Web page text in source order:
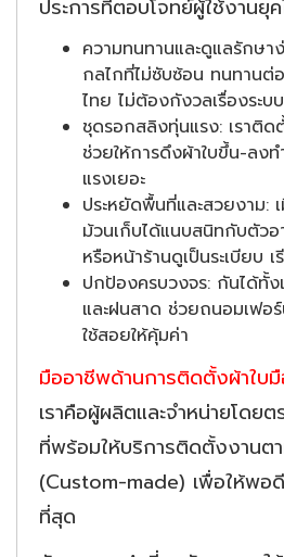
ประการที่ตอบโจทย์ผู้ใช้งานยุ
ความทนทานและดูแลรักษา
กลไกที่ไม่ซับซ้อน ทนทานต่
ไทย ไม่ต้องกังวลเรื่องระ
ชุดรอกสลิงทุ่นแรง: เรา
ช่วยให้การดึงผ้าใบขึ้น-ลง
แรงเยอะ
ประหยัดพื้นที่และสวยงาม:
ม้วนเก็บได้แนบสนิทกับตัวอ
หรือหน้าร้านดูเป็นระเบียบ
ปกป้องครบวงจร: กันได้ทั้
และฝนสาด ช่วยถนอมเฟอ
ใช้สอยให้คุ้มค่า
มืออาชีพด้านการติดตั้งผ้าใบ
เราคือผู้ผลิตและจำหน่ายโดย
ที่พร้อมให้บริการติดตั้งงานต
(Custom-made) เพื่อให้พ
ที่สุด